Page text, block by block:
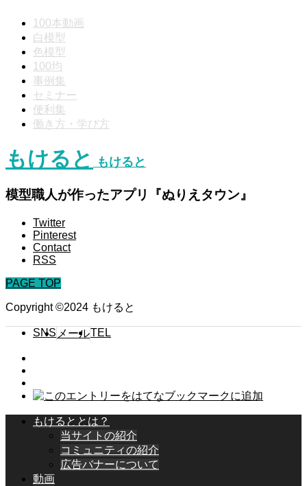
100本動画
白模型
色模型
100均
事例集
セミナー
便利集
働き方・学び方
もけると もけると
模型職人が作ったアプリ『ぬりえタウン』
Twitter
Pinterest
Contact
RSS
PAGE TOP
Copyright ©2024 もけると
SNS メールTEL
もけるととは？
当サイトの紹介
コミュニティの紹介
広告バナーについて
動画